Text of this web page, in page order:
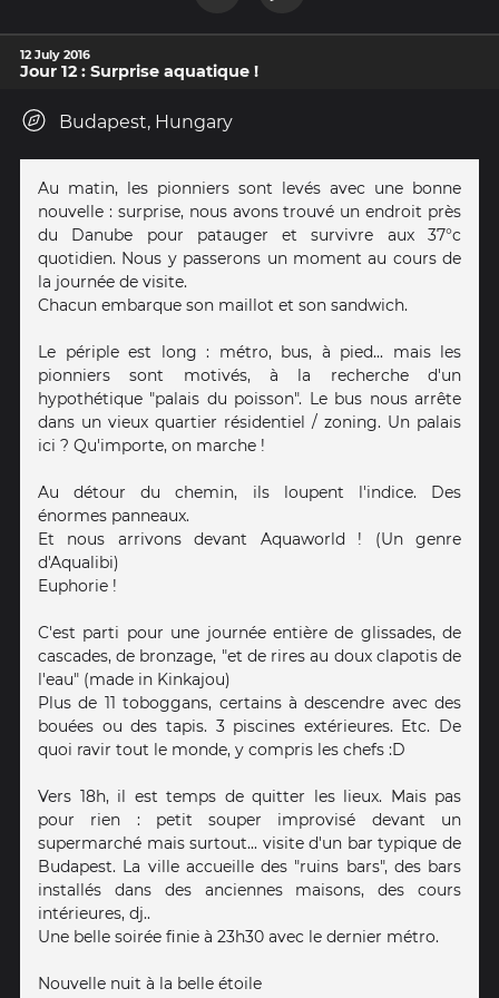
12 July 2016
Jour 12 : Surprise aquatique !
Budapest, Hungary
Au matin, les pionniers sont levés avec une bonne
nouvelle : surprise, nous avons trouvé un endroit près
du Danube pour patauger et survivre aux 37°c
quotidien. Nous y passerons un moment au cours de
la journée de visite.
Chacun embarque son maillot et son sandwich.
Le périple est long : métro, bus, à pied... mais les
pionniers sont motivés, à la recherche d'un
hypothétique "palais du poisson". Le bus nous arrête
dans un vieux quartier résidentiel / zoning. Un palais
ici ? Qu'importe, on marche !
Au détour du chemin, ils loupent l'indice. Des
énormes panneaux.
Et nous arrivons devant Aquaworld ! (Un genre
d'Aqualibi)
Euphorie !
C'est parti pour une journée entière de glissades, de
cascades, de bronzage, "et de rires au doux clapotis de
l'eau" (made in Kinkajou)
Plus de 11 toboggans, certains à descendre avec des
bouées ou des tapis. 3 piscines extérieures. Etc. De
quoi ravir tout le monde, y compris les chefs :D
Vers 18h, il est temps de quitter les lieux. Mais pas
pour rien : petit souper improvisé devant un
supermarché mais surtout... visite d'un bar typique de
Budapest. La ville accueille des "ruins bars", des bars
installés dans des anciennes maisons, des cours
intérieures, dj..
Une belle soirée finie à 23h30 avec le dernier métro.
Nouvelle nuit à la belle étoile